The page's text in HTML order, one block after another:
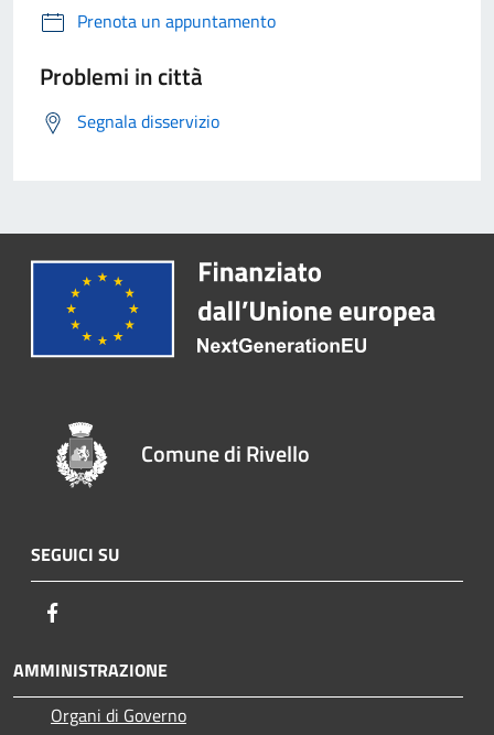
Prenota un appuntamento
Problemi in città
Segnala disservizio
Comune di Rivello
SEGUICI SU
AMMINISTRAZIONE
Organi di Governo